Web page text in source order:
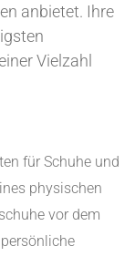
anbietet. Ihre
Vielzahl
für Schuhe und
physischen
vor dem